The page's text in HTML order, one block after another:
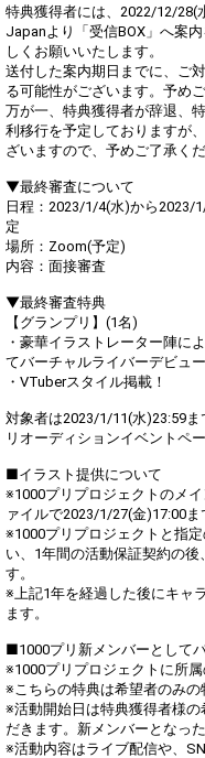
特典獲得者には、2022/12/28(
Japanより「受信BOX」へ案
しくお願いいたします。
送付した案内期日までに、ご
る可能性がございます。予め
万が一、特典獲得者が辞退、
利移行を予定しておりますが
ざいますので、予めご了承くだ
▼最終審査について
日程：2023/1/4(水)から2023/
定
場所：Zoom(予定)
内容：面接審査
▼最終審査特典
【グランプリ】(1名)
・豪華イラストレーター陣に
てバーチャルライバーデビュー
・VTuberスタイル掲載！
対象者は2023/1/11(水)23:59
リオーディションイベントペ
■イラスト提供について
※1000プリプロジェクトのメ
ァイルで2023/1/27(金)17:00
※1000プリプロジェクトと指
い、1年間の活動保証契約の
す。
※上記1年を経過した後にキャ
ます​。
■1000プリ新メンバーとして
※1000プリプロジェクトに所
※こちらの特典は希望者のみの
※活動開始日は特典獲得者様
だきます。新メンバーとなっ
※活動内容はライブ配信や、